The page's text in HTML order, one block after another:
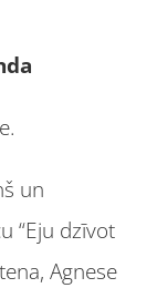
un
“Eju dzīvot
Agnese